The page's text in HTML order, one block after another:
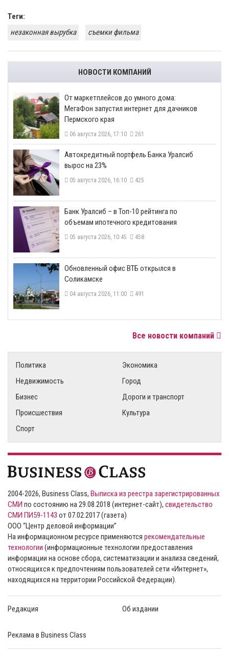
Теги:
незаконная вырубка
съемки фильма
НОВОСТИ КОМПАНИЙ
От маркетплейсов до умного дома:
МегаФон запустил интернет для дачников
Пермского края
06 августа 2026, 17:10 261
​Автокредитный портфель Банка Уралсиб
вырос на 23%
05 августа 2026, 16:10 425
​Банк Уралсиб – в Топ-10 рейтинга по
объемам ипотечного кредитования
05 августа 2026, 10:45 458
​Обновленный офис ВТБ открылся в
Соликамске
04 августа 2026, 11:00 491
Все новости компаний
Политика
Экономика
Недвижимость
Город
Бизнес
Дороги и транспорт
Происшествия
Культура
Спорт
2004-2026, Business Class, Выписка из реестра зарегистрированных
СМИ по состоянию на 29.08.2018 (интернет-сайт), свидетельство
СМИ ПИ59-1143 от 07.02.2017 (газета)
ООО “Центр деловой информации”
На информационном ресурсе применяются рекомендательные
технологии (информационные технологии предоставления
информации на основе сбора, систематизации и анализа сведений,
относящихся к предпочтениям пользователей сети «Интернет»,
находящихся на территории Российской Федерации).
Редакция Об издании
Реклама в Business Class